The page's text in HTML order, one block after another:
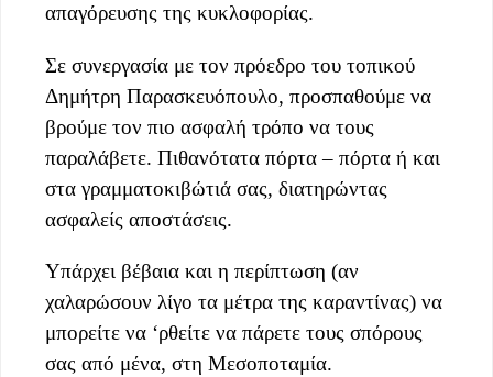
απαγόρευσης της κυκλοφορίας.
Σε συνεργασία με τον πρόεδρο του τοπικού
Δημήτρη Παρασκευόπουλο, προσπαθούμε να
βρούμε τον πιο ασφαλή τρόπο να τους
παραλάβετε. Πιθανότατα πόρτα – πόρτα ή και
στα γραμματοκιβώτιά σας, διατηρώντας
ασφαλείς αποστάσεις.
Υπάρχει βέβαια και η περίπτωση (αν
χαλαρώσουν λίγο τα μέτρα της καραντίνας) να
μπορείτε να ‘ρθείτε να πάρετε τους σπόρους
σας από μένα, στη Μεσοποταμία.